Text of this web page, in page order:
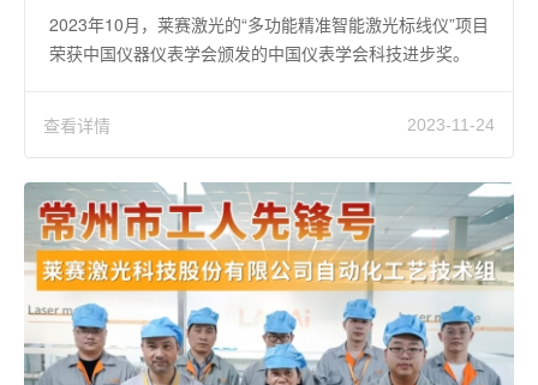
2023年10月，莱赛激光的“多功能精准智能激光标线仪”项目
荣获中国仪器仪表学会颁发的中国仪表学会科技进步奖。
查看详情 2023-11-24